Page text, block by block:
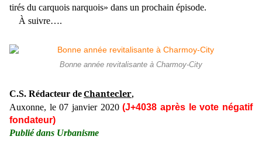
tirés du carquois narquois» dans un prochain épisode.
À suivre….
Bonne année revitalisante à Charmoy-City
C.S. Rédacteur deChantecler,
Auxonne, le 07 janvier 2020 (J+4038 après le vote négatif
fondateur)
Publié dans Urbanisme